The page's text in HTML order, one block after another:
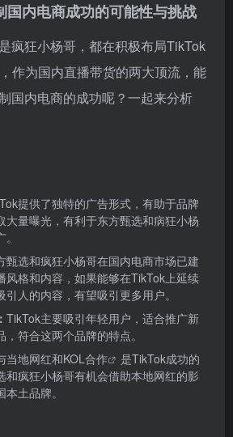
内电商成功的可能性与挑战
疯狂小杨哥，都在积极布局TikTok
作为国内直播带货的两大顶流，能
国内电商的成功呢？一起来分析
提供了独特的广告形式，有助于品牌
大量曝光，有利于东方甄选和病狂小杨
甄选和疯狂小杨哥在国内电商市场已建
风格和内容，如果能够在TikTok上延续
引人的内容，有望吸引更多用户。
TikTok主要吸引年轻用户，适合推广新
符合这两个品牌的特点。
当地网红和KOL合作
是TikTok成功的
和疯狂小杨哥有机会借助本地网红的影
土品牌。